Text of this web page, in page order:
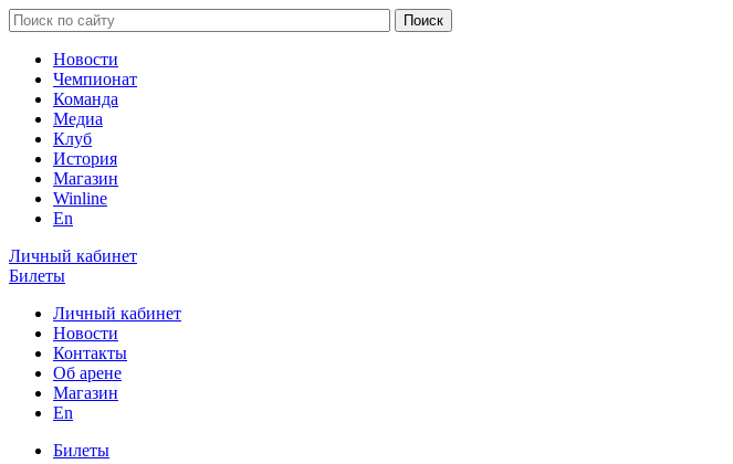
Новости
Чемпионат
Команда
Медиа
Клуб
История
Магазин
Winline
En
Личный кабинет
Билеты
Личный кабинет
Новости
Контакты
Об арене
Магазин
En
Билеты